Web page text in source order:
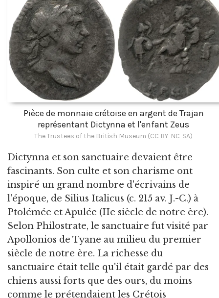
Pièce de monnaie crétoise en argent de Trajan
représentant Dictynna et l'enfant Zeus
The Trustees of the British Museum (CC BY-NC-SA)
Dictynna et son sanctuaire devaient être
fascinants. Son culte et son charisme ont
inspiré un grand nombre d'écrivains de
l'époque, de Silius Italicus (c. 215 av. J.-C.) à
Ptolémée et Apulée (IIe siècle de notre ère).
Selon Philostrate, le sanctuaire fut visité par
Apollonios de Tyane au milieu du premier
siècle de notre ère. La richesse du
sanctuaire était telle qu'il était gardé par des
chiens aussi forts que des ours, du moins
comme le prétendaient les Crétois